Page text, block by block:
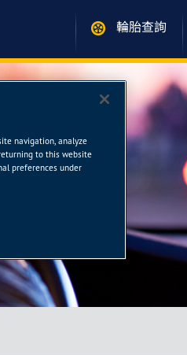
輪胎查詢
navigation, analyze
to this website
preferences under